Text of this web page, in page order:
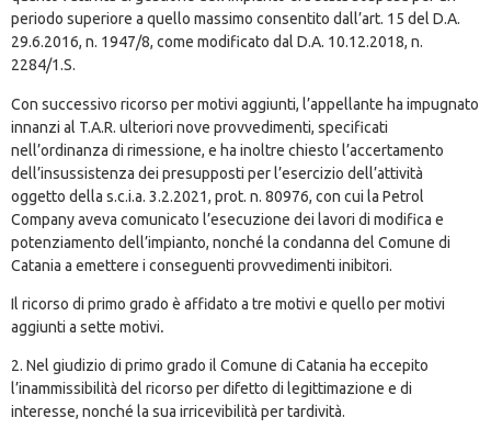
periodo superiore a quello massimo consentito dall’art. 15 del D.A.
29.6.2016, n. 1947/8, come modificato dal D.A. 10.12.2018, n.
2284/1.S.
Con successivo ricorso per motivi aggiunti, l’appellante ha impugnato
innanzi al T.A.R. ulteriori nove provvedimenti, specificati
nell’ordinanza di rimessione, e ha inoltre chiesto l’accertamento
dell’insussistenza dei presupposti per l’esercizio dell’attività
oggetto della s.c.i.a. 3.2.2021, prot. n. 80976, con cui la Petrol
Company aveva comunicato l’esecuzione dei lavori di modifica e
potenziamento dell’impianto, nonché la condanna del Comune di
Catania a emettere i conseguenti provvedimenti inibitori.
Il ricorso di primo grado è affidato a tre motivi e quello per motivi
aggiunti a sette motivi.
2. Nel giudizio di primo grado il Comune di Catania ha eccepito
l’inammissibilità del ricorso per difetto di legittimazione e di
interesse, nonché la sua irricevibilità per tardività.